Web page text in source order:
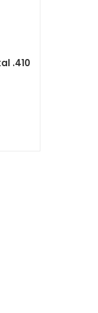
.410